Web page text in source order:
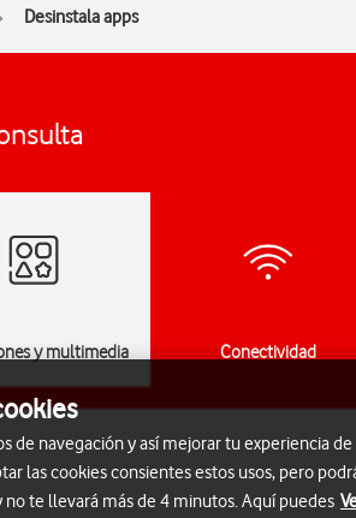
Desinstala apps
y multimedia Conectividad
de navegación y así mejorar tu experiencia de
las cookies consientes estos usos, pero
te llevará más de 4 minutos. Aquí puedes